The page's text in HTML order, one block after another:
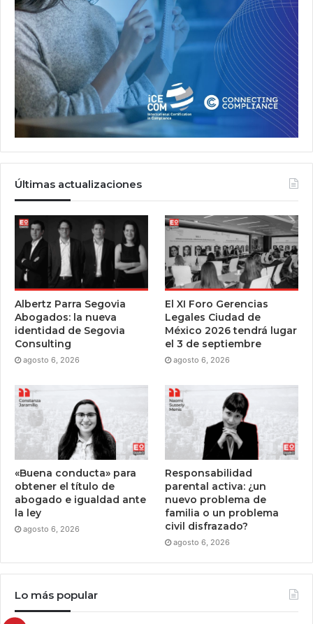
Últimas actualizaciones
Albertz Parra Segovia
Abogados: la nueva
identidad de Segovia
Consulting
agosto 6, 2026
El XI Foro Gerencias
Legales Ciudad de
México 2026 tendrá lugar
el 3 de septiembre
agosto 6, 2026
«Buena conducta» para
obtener el título de
abogado e igualdad ante
la ley
agosto 6, 2026
Responsabilidad
parental activa: ¿un
nuevo problema de
familia o un problema
civil disfrazado?
agosto 6, 2026
Lo más popular